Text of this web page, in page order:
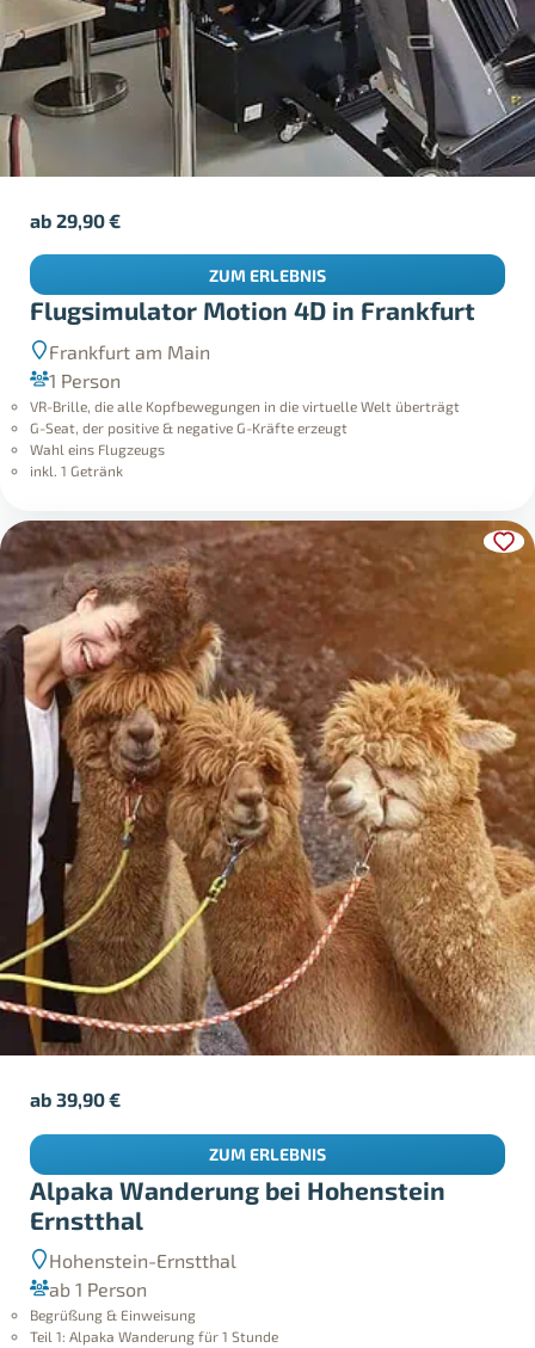
Flugsimulator Motion 4D in Frankfurt
Frankfurt am Main
1 Person
VR-Brille, die alle Kopfbewegungen in die virtuelle Welt überträgt
G-Seat, der positive & negative G-Kräfte erzeugt
Wahl eins Flugzeugs
inkl. 1 Getränk
ab29,90€
ZUM ERLEBNIS
Alpaka Wanderung bei Hohenstein
Ernstthal
Hohenstein-Ernstthal
ab 1 Person
Begrüßung & Einweisung
Teil 1: Alpaka Wanderung für 1 Stunde
ab39,90€
ZUM ERLEBNIS